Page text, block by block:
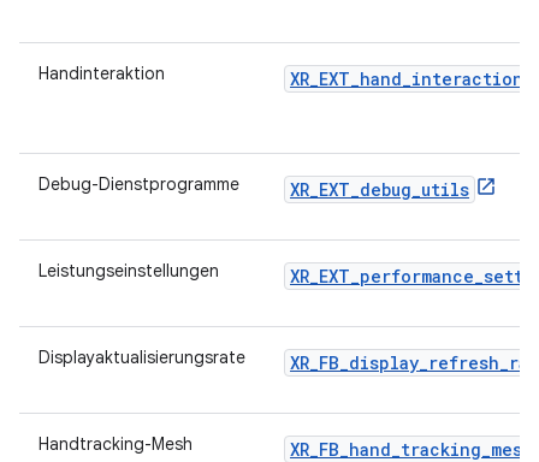
Handinteraktion XR_EXT_hand_interaction
Debug-Dienstprogramme XR_EXT_debug_utils
Leistungseinstellungen
Displayaktualisierungsrate
Handtracking-Mesh XR_FB_hand_tracking_mesh